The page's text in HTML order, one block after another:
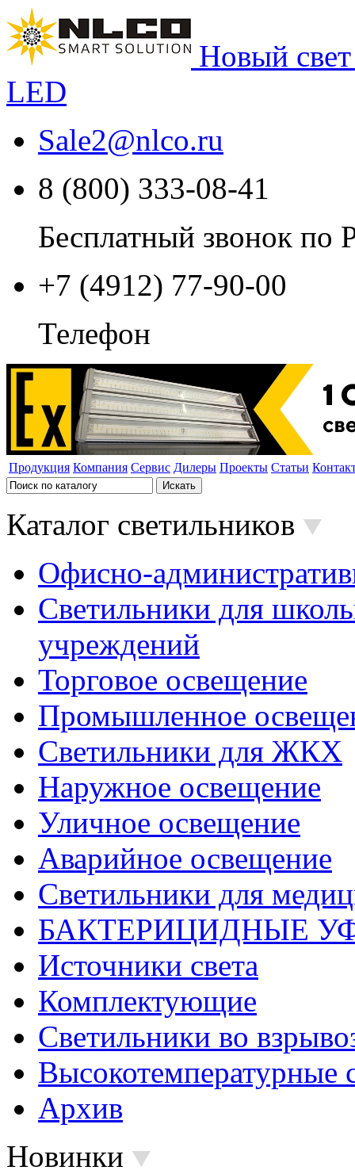
Новый
LED
Sale2@nlco.ru
8 (800) 333-08-41
Бесплатный звонок по
+7 (4912) 77-90-00
Телефон
Продукция Компания Сервис Дилеры Проекты Статьи
Каталог светильников
Офисно-
Светильники для
учреждений
Торговое освещение
Промышленное
Светильники для ЖКХ
Наружное освещение
Уличное освещение
Аварийное освещение
Светильники для
БАКТЕРИЦИДНЫЕ
Источники света
Комплектующие
Светильники во
Высокотемпературные
Архив
Новинки